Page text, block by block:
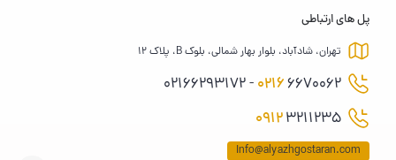
پل های ارتباطی
تهران، شادآباد، بلوار بهار شمالی، بلوک B، پلاک 12
02166670062 - 02166293172
09123211235
Info@alyazhgostaran.com